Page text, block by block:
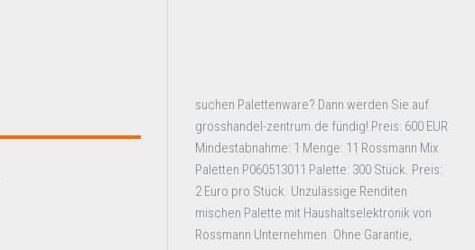
suchen Palettenware? Dann werden Sie auf
grosshandel-zentrum.de fündig! Preis: 600 EUR
Mindestabnahme: 1 Menge: 11 Rossmann Mix
Paletten P060513011 Palette: 300 Stück. Preis:
2 Euro pro Stück. Unzulässige Renditen
mischen Palette mit Haushaltselektronik von
Rossmann Unternehmen. Ohne Garantie,